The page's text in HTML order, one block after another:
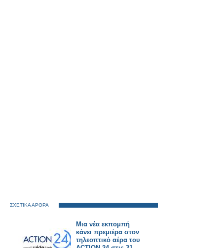
ΣΧΕΤΙΚΑ ΑΡΘΡΑ
Μια νέα εκπομπή
κάνει πρεμιέρα στον
τηλεοπτικό αέρα του